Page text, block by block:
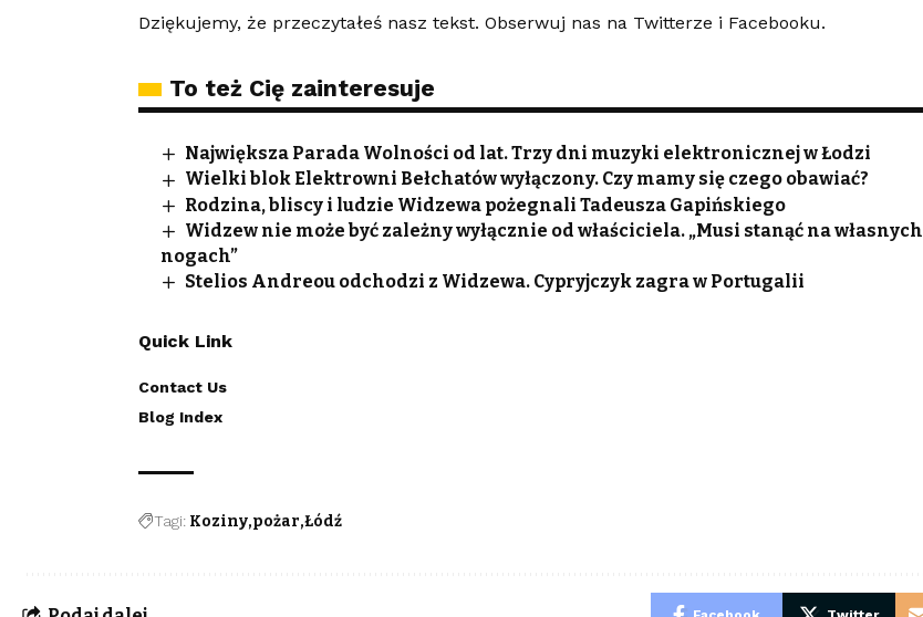
Dziękujemy, że przeczytałeś nasz tekst. Obserwuj nas na Twitterze i Facebooku.
To też Cię zainteresuje
Największa Parada Wolności od lat. Trzy dni muzyki elektronicznej w Łodzi
Wielki blok Elektrowni Bełchatów wyłączony. Czy mamy się czego obawiać?
Rodzina, bliscy i ludzie Widzewa pożegnali Tadeusza Gapińskiego
Widzew nie może być zależny wyłącznie od właściciela. „Musi stanąć na własnych
nogach”
Stelios Andreou odchodzi z Widzewa. Cypryjczyk zagra w Portugalii
Quick Link
Contact Us
Blog Index
Tagi: Koziny pożar Łódź